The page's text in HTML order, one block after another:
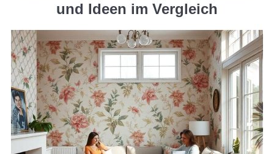
und Ideen im Vergleich